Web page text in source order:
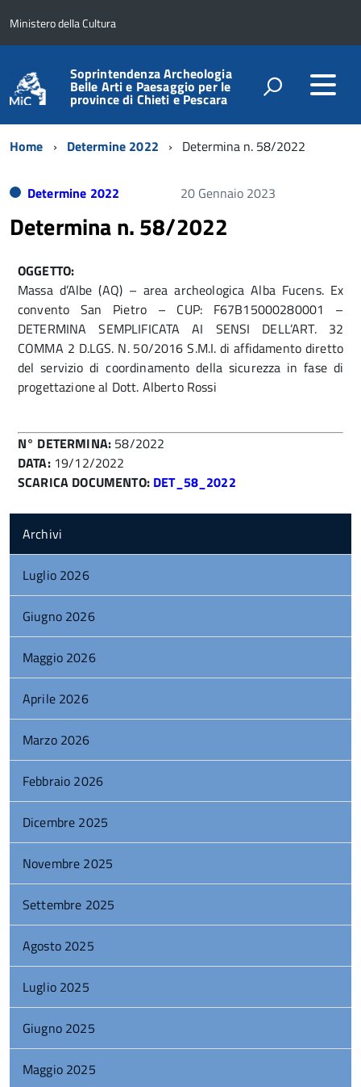
Ministero della Cultura
Soprintendenza Archeologia
Belle Arti e Paesaggio per le
province di Chieti e Pescara
Home Determine 2022 Determina n. 58/2022
Determine 2022 20 Gennaio 2023
Determina n. 58/2022
OGGETTO:
Massa d’Albe (AQ) – area archeologica Alba Fucens. Ex
convento San Pietro – CUP: F67B15000280001 –
DETERMINA SEMPLIFICATA AI SENSI DELL’ART. 32
COMMA 2 D.LGS. N. 50/2016 S.M.I. di affidamento diretto
del servizio di coordinamento della sicurezza in fase di
progettazione al Dott. Alberto Rossi
N° DETERMINA: 58/2022
DATA:19/12/2022
SCARICA DOCUMENTO: DET_58_2022
Archivi
Luglio 2026
Giugno 2026
Maggio 2026
Aprile 2026
Marzo 2026
Febbraio 2026
Dicembre 2025
Novembre 2025
Settembre 2025
Agosto 2025
Luglio 2025
Giugno 2025
Maggio 2025